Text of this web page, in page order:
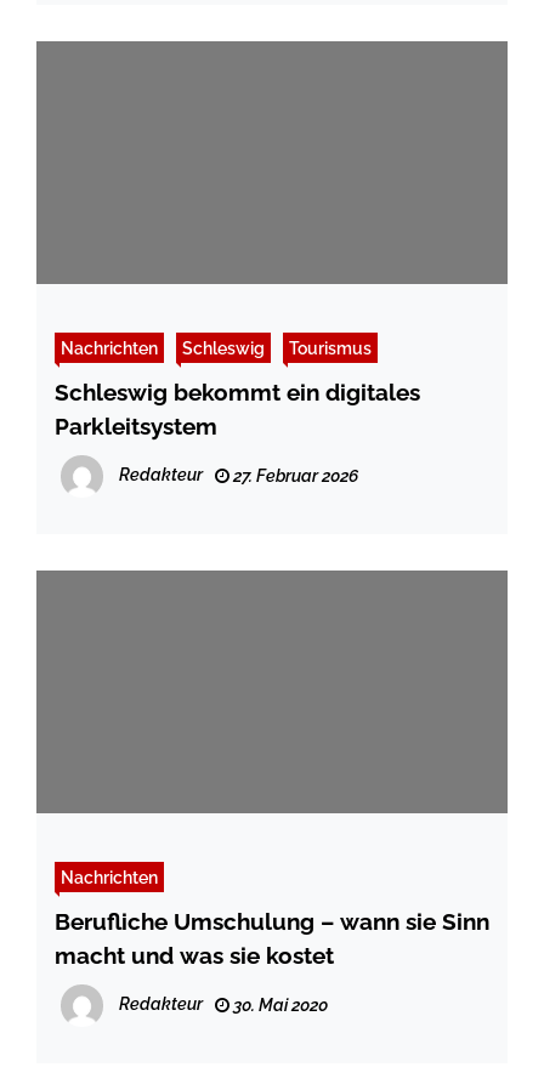
Nachrichten Schleswig Tourismus
Schleswig bekommt ein digitales
Parkleitsystem
Redakteur 27. Februar 2026
Nachrichten
Berufliche Umschulung – wann sie Sinn
macht und was sie kostet
Redakteur 30. Mai 2020